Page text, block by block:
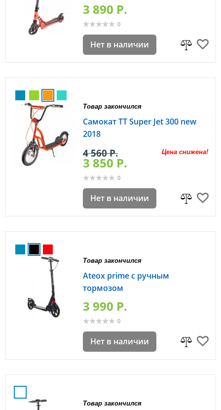
3 890 P.
0
Нет в наличии
Товар закончился
Самокат TT Super Jet 300 new
2018
Цена снижена!
4 560 P.
3 850 P.
0
Нет в наличии
Товар закончился
Ateox prime с ручным
тормозом
3 990 P.
0
Нет в наличии
Товар закончился